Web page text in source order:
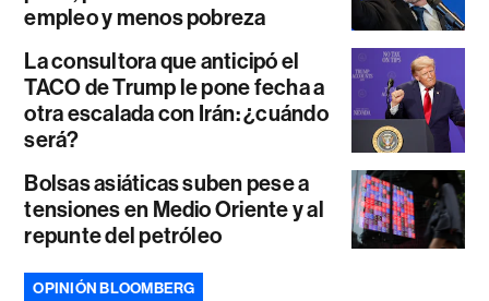
empleo y menos pobreza
La consultora que anticipó el
TACO de Trump le pone fecha a
otra escalada con Irán: ¿cuándo
será?
Bolsas asiáticas suben pese a
tensiones en Medio Oriente y al
repunte del petróleo
OPINIÓN BLOOMBERG